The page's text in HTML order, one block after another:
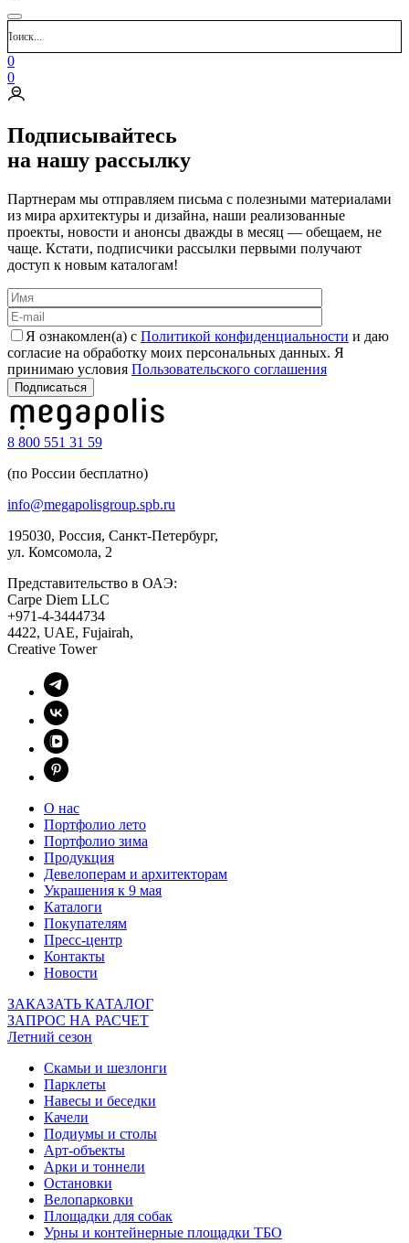
0
0
Подписывайтесь
на нашу рассылку
Партнерам мы отправляем письма с полезными материалами
из мира архитектуры и дизайна, наши реализованные
проекты, новости и анонсы дважды в месяц — обещаем, не
чаще. Кстати, подписчики рассылки первыми получают
доступ к новым каталогам!
Я ознакомлен(а) с Политикой конфиденциальности и даю
согласие на обработку моих персональных данных. Я
принимаю условия Пользовательского соглашения
8 800 551 31 59
(по России бесплатно)
info@megapolisgroup.spb.ru
195030, Россия, Санкт-Петербург,
ул. Комсомола, 2
Представительство в ОАЭ:
Carpe Diem LLC
+971-4-3444734
4422, UAE, Fujairah,
Creative Tower
О нас
Портфолио лето
Портфолио зима
Продукция
Девелоперам и архитекторам
Украшения к 9 мая
Каталоги
Покупателям
Пресс-центр
Контакты
Новости
ЗАКАЗАТЬ КАТАЛОГ
ЗАПРОС НА РАСЧЕТ
Летний сезон
Скамьи и шезлонги
Парклеты
Навесы и беседки
Качели
Подиумы и столы
Арт-объекты
Арки и тоннели
Остановки
Велопарковки
Площадки для собак
Урны и контейнерные площадки ТБО